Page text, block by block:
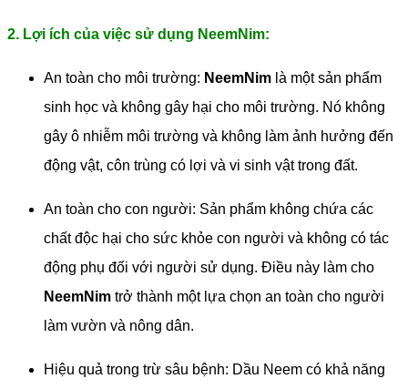
2. Lợi ích của việc sử dụng NeemNim:
An toàn cho môi trường: NeemNim là một sản phẩm
sinh học và không gây hại cho môi trường. Nó không
gây ô nhiễm môi trường và không làm ảnh hưởng đến
động vật, côn trùng có lợi và vi sinh vật trong đất.
An toàn cho con người: Sản phẩm không chứa các
chất độc hại cho sức khỏe con người và không có tác
động phụ đối với người sử dụng. Điều này làm cho
NeemNim trở thành một lựa chọn an toàn cho người
làm vườn và nông dân.
Hiệu quả trong trừ sâu bệnh: Dầu Neem có khả năng